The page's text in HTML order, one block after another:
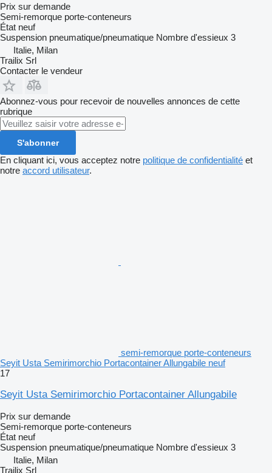
Prix sur demande
Semi-remorque porte-conteneurs
État neuf
Suspension pneumatique/pneumatique Nombre d'essieux 3
Italie, Milan
Trailix Srl
Contacter le vendeur
Abonnez-vous pour recevoir de nouvelles annonces de cette
rubrique
S'abonner
En cliquant ici, vous acceptez notre politique de confidentialité et
notre accord utilisateur.
semi-remorque porte-conteneurs
Seyit Usta Semirimorchio Portacontainer Allungabile neuf
17
Seyit Usta Semirimorchio Portacontainer Allungabile
Prix sur demande
Semi-remorque porte-conteneurs
État neuf
Suspension pneumatique/pneumatique Nombre d'essieux 3
Italie, Milan
Trailix Srl